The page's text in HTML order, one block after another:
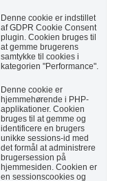
Denne cookie er indstillet
af GDPR Cookie Consent
plugin. Cookien bruges til
at gemme brugerens
samtykke til cookies i
kategorien "Performance".
Denne cookie er
hjemmehørende i PHP-
applikationer. Cookien
bruges til at gemme og
identificere en brugers
unikke sessions-id med
det formål at administrere
brugersession på
hjemmesiden. Cookien er
en sessionscookies og